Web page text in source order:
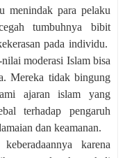
menindak para pelaku
tumbuhnya bibit
pada individu.
moderasi Islam bisa
Mereka tidak bingung
ajaran islam yang
terhadap pengaruh
dan keamanan.
karena